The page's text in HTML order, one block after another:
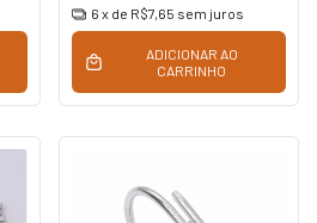
6 x de R$7,65 sem juros
ADICIONAR AO
CARRINHO